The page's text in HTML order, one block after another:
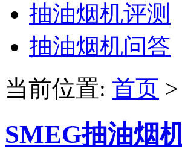
抽油烟机评测
抽油烟机问答
当前位置: 首页 >
SMEG抽油烟